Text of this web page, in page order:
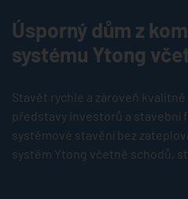
Úsporný dům z
systému Ytong
Stavět rychle a zároveň
představy investorů a
systémové stavění bez
systém Ytong včetně schodů,